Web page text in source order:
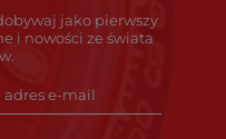
jako pierwszy
i nowości ze świata